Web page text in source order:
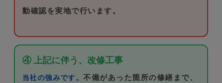
動確認を実地で行います。
④ 上記に伴う、改修工事
当社の強みです。不備があった箇所の修繕まで、